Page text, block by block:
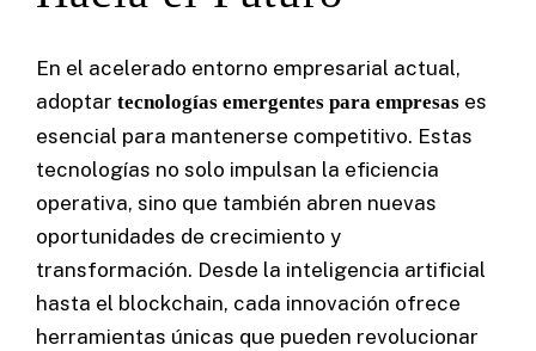
En el acelerado entorno empresarial actual,
adoptar tecnologías emergentes para empresas es
esencial para mantenerse competitivo. Estas
tecnologías no solo impulsan la eficiencia
operativa, sino que también abren nuevas
oportunidades de crecimiento y
transformación. Desde la inteligencia artificial
hasta el blockchain, cada innovación ofrece
herramientas únicas que pueden revolucionar